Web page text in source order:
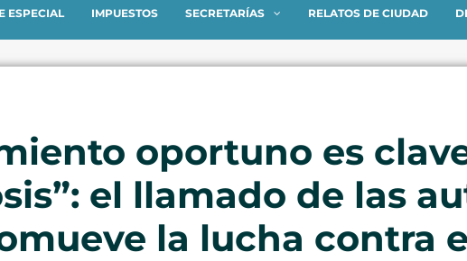
ESPECIAL IMPUESTOS SECRETARÍAS RELATOS DE CIUDAD
oportuno es
el llamado de las
la lucha contra